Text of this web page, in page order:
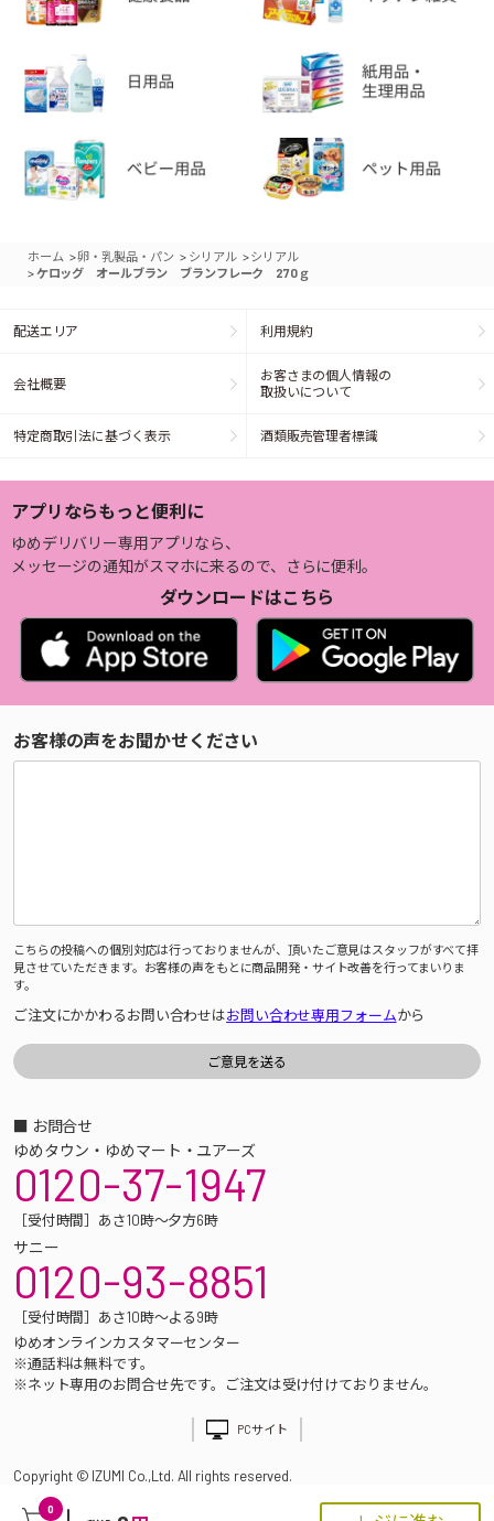
0
ホーム >卵・乳製品・パン > シリアル >シリアル
>ケロッグ オールブラン ブランフレーク 270ｇ
配送エリア 利用規約
会社概要
お客さまの個人情報の
取扱いについて
特定商取引法に基づく表示 酒類販売管理者標識
アプリならもっと便利に
ゆめデリバリー専用アプリなら、
メッセージの通知がスマホに来るので、さらに便利。
ダウンロードはこちら
お客様の声をお聞かせください
こちらの投稿への個別対応は行っておりませんが、頂いたご意見はスタッフがすべて拝
見させていただきます。お客様の声をもとに商品開発・サイト改善を行ってまいりま
す。
ご注文にかかわるお問い合わせはお問い合わせ専用フォームから
■ お問合せ
ゆめタウン・ゆめマート・ユアーズ
0120-37-1947
［受付時間］あさ10時～夕方6時
サニー
0120-93-8851
［受付時間］あさ10時～よる9時
ゆめオンラインカスタマーセンター
※通話料は無料です。
※ネット専用のお問合せ先です。ご注文は受け付けておりません。
PCサイト
Copyright © IZUMI Co.,Ltd. All rights reserved.